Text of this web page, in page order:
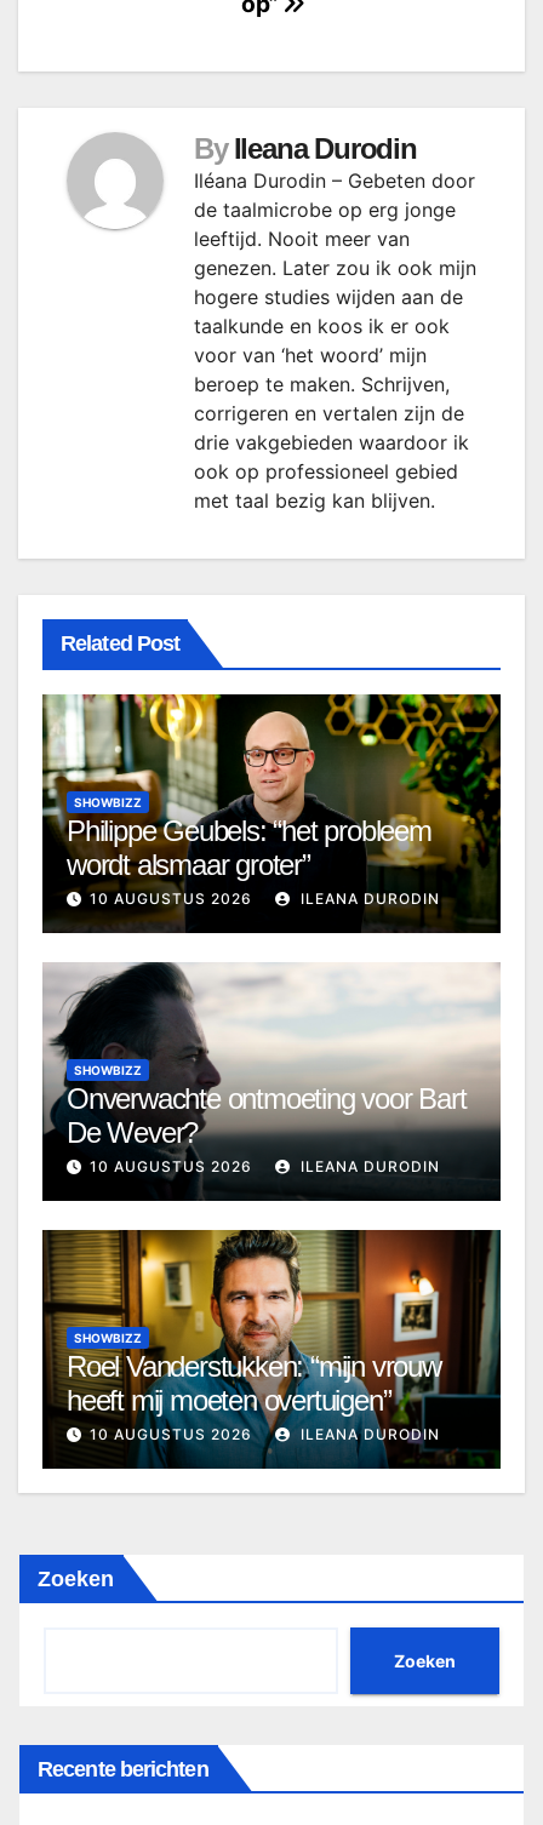
By Ileana Durodin
Iléana Durodin – Gebeten door
de taalmicrobe op erg jonge
leeftijd. Nooit meer van
genezen. Later zou ik ook mijn
hogere studies wijden aan de
taalkunde en koos ik er ook
voor van ‘het woord’ mijn
beroep te maken. Schrijven,
corrigeren en vertalen zijn de
drie vakgebieden waardoor ik
ook op professioneel gebied
met taal bezig kan blijven.
Related Post
SHOWBIZZ
Philippe Geubels: “het probleem
wordt alsmaar groter”
10 AUGUSTUS 2026 ILEANA DURODIN
SHOWBIZZ
Onverwachte ontmoeting voor Bart
De Wever?
10 AUGUSTUS 2026 ILEANA DURODIN
SHOWBIZZ
Roel Vanderstukken: “mijn vrouw
heeft mij moeten overtuigen”
10 AUGUSTUS 2026 ILEANA DURODIN
Zoeken
Zoeken
Recente berichten